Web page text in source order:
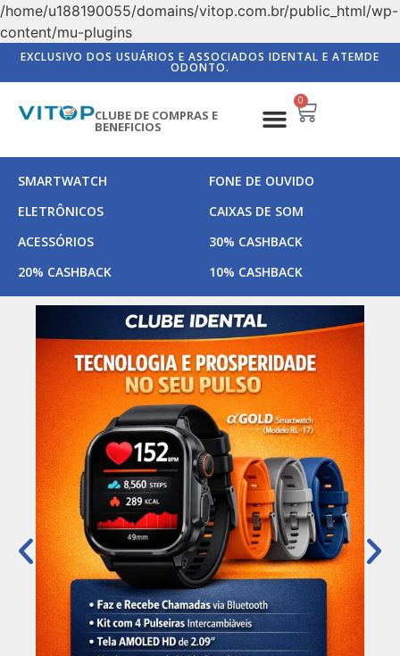
/home/u188190055/domains/vitop.com.br/public_html/wp-
content/mu-plugins
EXCLUSIVO DOS USUÁRIOS E ASSOCIADOS IDENTAL E ATEMDE
ODONTO.
CLUBE DE COMPRAS E
BENEFICIOS
0
SMARTWATCH
FONE DE OUVIDO
ELETRÔNICOS
CAIXAS DE SOM
ACESSÓRIOS
30% CASHBACK
20% CASHBACK
10% CASHBACK